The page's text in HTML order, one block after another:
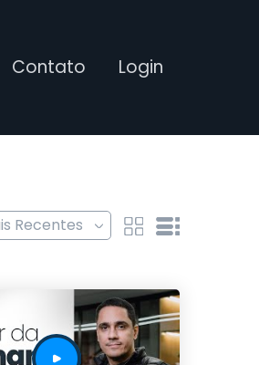
Contato Login